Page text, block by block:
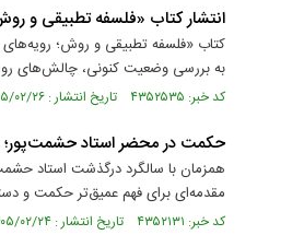
انتشار کتاب «فلسفه تطبیقی و
کتاب «فلسفه تطبیقی و روش؛ رویه‌های
به بررسی وضعیت کنونی، چالش‌های
کد خبر: ۴۳۵۲۵۳۵ تاریخ انتشار : ۱۴۰۵/۰۲/۲۶
حکمت در محضر استاد حشمت‌پور؛
همزمان با سالگرد درگذشت استاد
مقدمه‌ای برای فهم عمیق‌تر حکمت و
کد خبر: ۴۳۵۲۱۳۱ تاریخ انتشار : ۱۴۰۵/۰۲/۲۴